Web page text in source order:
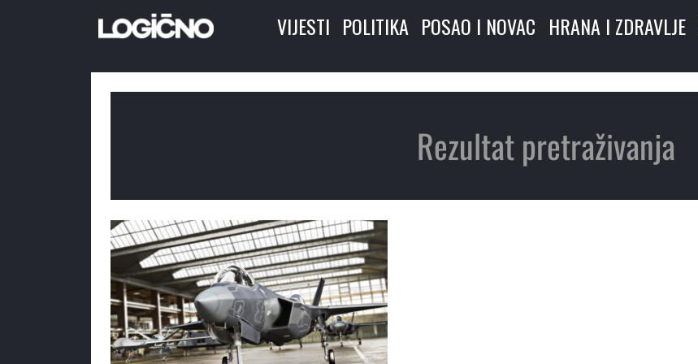
VIJESTI POLITIKA POSAO I NOVAC HRANA I ZDRAVLJE
Rezultat pretraživanja